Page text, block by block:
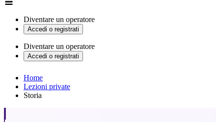
Diventare un operatore
Accedi o registrati
Diventare un operatore
Accedi o registrati
Home
Lezioni private
Storia